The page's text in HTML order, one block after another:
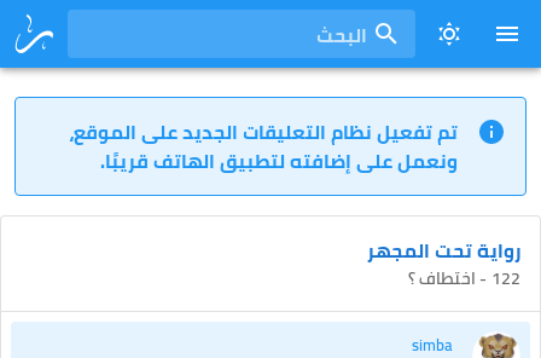
البحث
تم تفعيل نظام التعليقات الجديد على الموقع،
ونعمل على إضافته لتطبيق الهاتف قريبًا.
رواية تحت المجهر
122 - اختطاف ؟
simba